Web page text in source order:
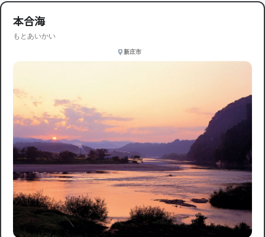
本合海
もとあいかい
新庄市